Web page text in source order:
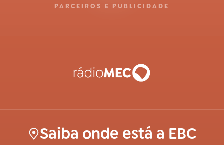
PARCEIROS E PUBLICIDADE
Saiba onde está a EBC